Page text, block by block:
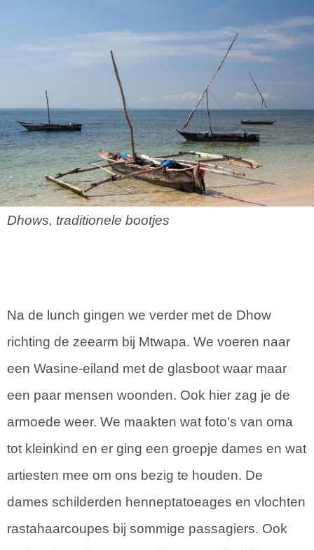
Dhows, traditionele bootjes
Na de lunch gingen we verder met de Dhow
richting de zeearm bij Mtwapa. We voeren naar
een Wasine-eiland met de glasboot waar maar
een paar mensen woonden. Ook hier zag je de
armoede weer. We maakten wat foto's van oma
tot kleinkind en er ging een groepje dames en wat
artiesten mee om ons bezig te houden. De
dames schilderden henneptatoeages en vlochten
rastahaarcoupes bij sommige passagiers. Ook